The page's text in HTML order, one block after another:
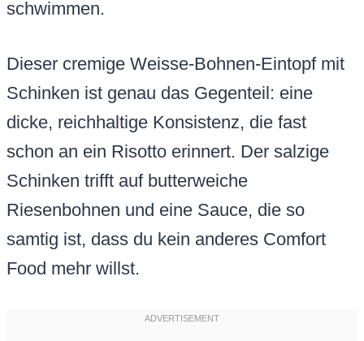
schwimmen.
Dieser cremige Weisse-Bohnen-Eintopf mit
Schinken ist genau das Gegenteil: eine
dicke, reichhaltige Konsistenz, die fast
schon an ein Risotto erinnert. Der salzige
Schinken trifft auf butterweiche
Riesenbohnen und eine Sauce, die so
samtig ist, dass du kein anderes Comfort
Food mehr willst.